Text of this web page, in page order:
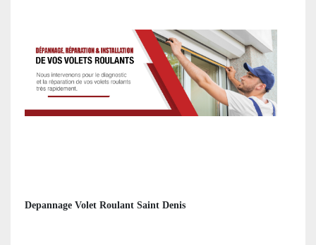
Depannage Volet Roulant Saint Denis